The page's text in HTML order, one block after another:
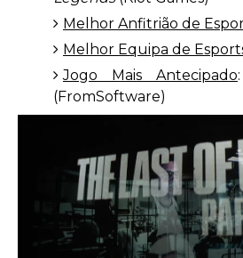
Melhor Anfitrião de
Melhor Equipa de
Jogo Mais Antecipado
(FromSoftware)